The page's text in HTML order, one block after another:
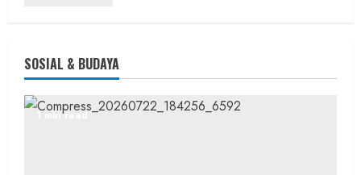
SOSIAL & BUDAYA
1 min read